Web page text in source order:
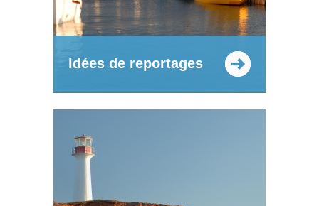
Idées de reportages